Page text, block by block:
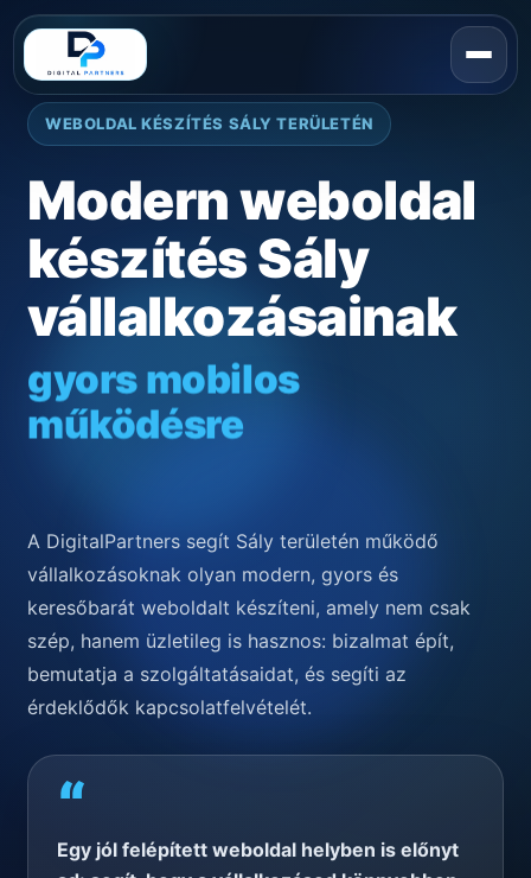
WEBOLDAL KÉSZÍTÉS SÁLY TERÜLETÉN
Modern weboldal
készítés Sály
vállalkozásainak
gyors mobilos
működésre
A DigitalPartners segít Sály területén működő
vállalkozásoknak olyan modern, gyors és
keresőbarát weboldalt készíteni, amely nem csak
szép, hanem üzletileg is hasznos: bizalmat épít,
bemutatja a szolgáltatásaidat, és segíti az
érdeklődők kapcsolatfelvételét.
“
Egy jól felépített weboldal helyben is előnyt